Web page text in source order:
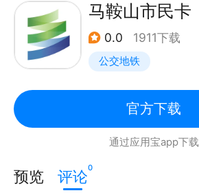
马鞍山市民卡
0.0 1911下载
公交地铁
官方下载
通过应用宝app下载
预览 评论0